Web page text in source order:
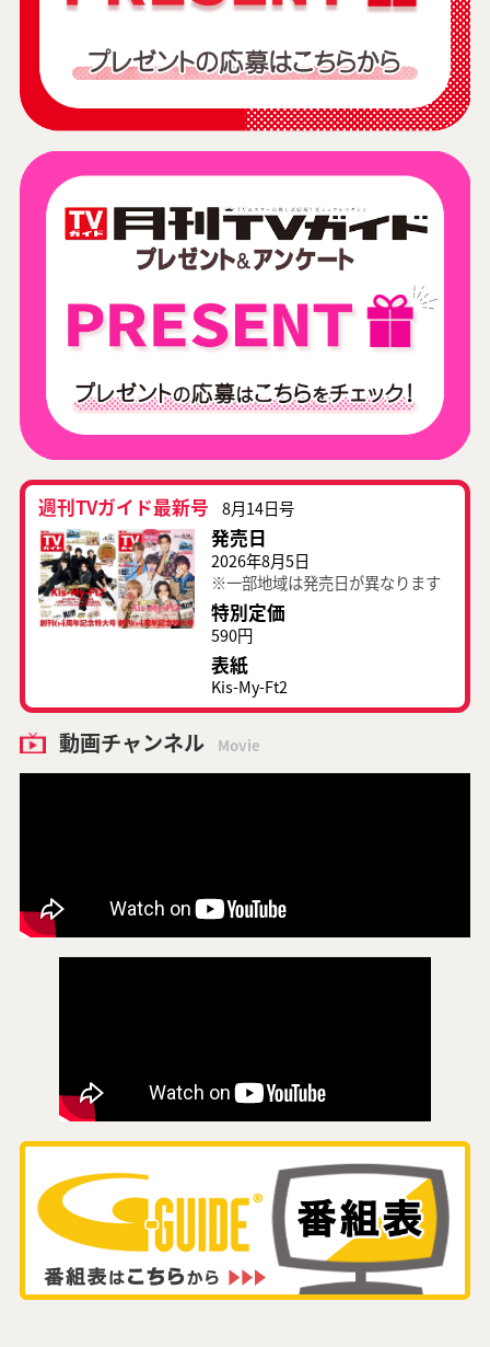
週刊TVガイド最新号 8月14日号
発売日
2026年8月5日
※一部地域は発売日が異なります
特別定価
590円
表紙
Kis-My-Ft2
動画チャンネル Movie